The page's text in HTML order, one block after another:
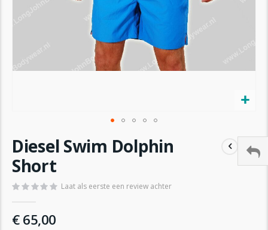
naar
het
begin
de
gallerij
Diesel Swim Dolphin
Short
Laat als eerste een review achter
€ 65,00